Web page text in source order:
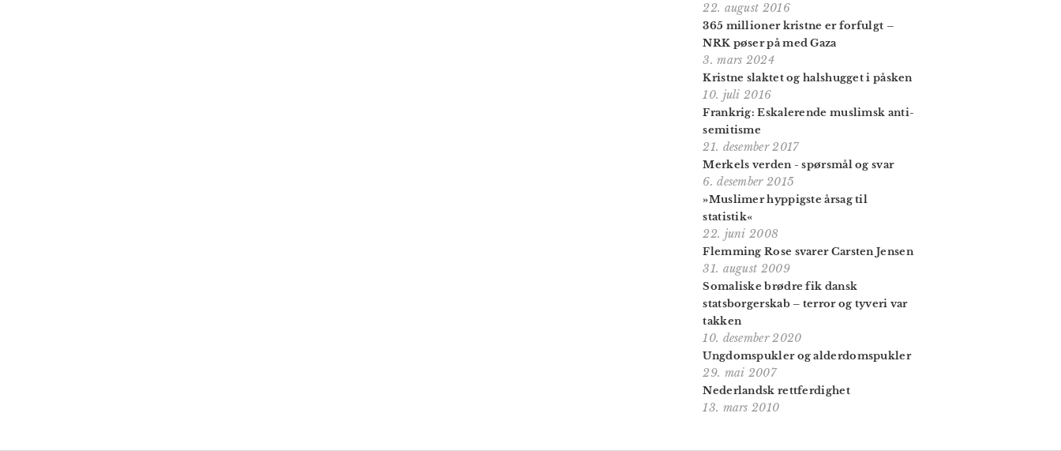
22. august 2016
365 millioner kristne er forfulgt –
NRK pøser på med Gaza
3. mars 2024
Kristne slaktet og halshugget i påsken
10. juli 2016
Frankrig: Eskalerende muslimsk anti-
semitisme
21. desember 2017
Merkels verden - spørsmål og svar
6. desember 2015
»Muslimer hyppigste årsag til
statistik«
22. juni 2008
Flemming Rose svarer Carsten Jensen
31. august 2009
Somaliske brødre fik dansk
statsborgerskab – terror og tyveri var
takken
10. desember 2020
Ungdomspukler og alderdomspukler
29. mai 2007
Nederlandsk rettferdighet
13. mars 2010